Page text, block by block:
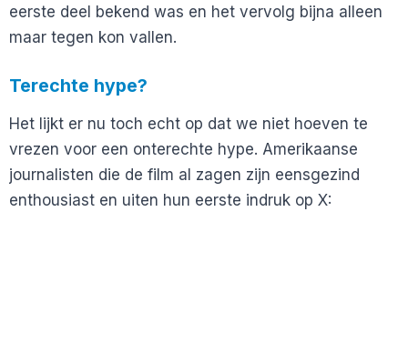
eerste deel bekend was en het vervolg bijna alleen
maar tegen kon vallen.
Terechte hype?
Het lijkt er nu toch echt op dat we niet hoeven te
vrezen voor een onterechte hype. Amerikaanse
journalisten die de film al zagen zijn eensgezind
enthousiast en uiten hun eerste indruk op X: